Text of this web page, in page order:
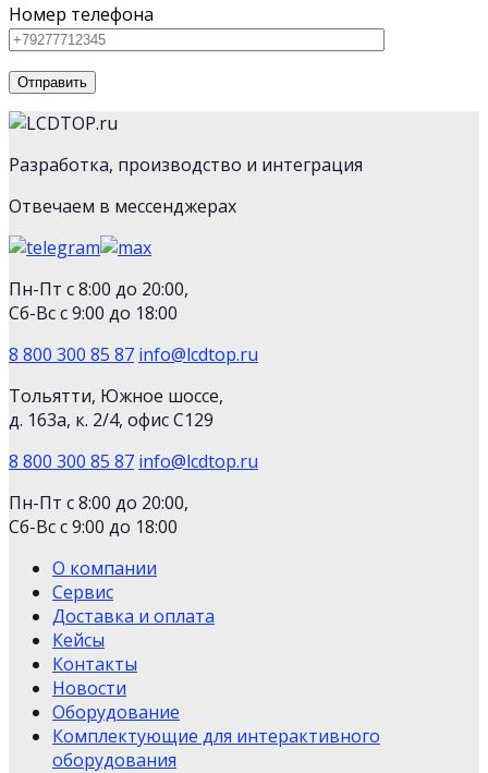
Номер телефона
Разработка, производство и интеграция
Отвечаем в мессенджерах
Пн-Пт с 8:00 до 20:00,
Сб-Вс с 9:00 до 18:00
8 800 300 85 87 info@lcdtop.ru
Тольятти, Южное шоссе,
д. 163а, к. 2/4, офис С129
8 800 300 85 87 info@lcdtop.ru
Пн-Пт с 8:00 до 20:00,
Сб-Вс с 9:00 до 18:00
О компании
Сервис
Доставка и оплата
Кейсы
Контакты
Новости
Оборудование
Комплектующие для интерактивного
оборудования